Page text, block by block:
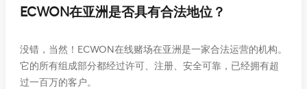
ECWON在亚洲是否具有合法地位？
没错，当然！ECWON在线赌场在亚洲是一家合法运营的机构。
它的所有组成部分都经过许可、注册、安全可靠，已经拥有超
过一百万的客户。